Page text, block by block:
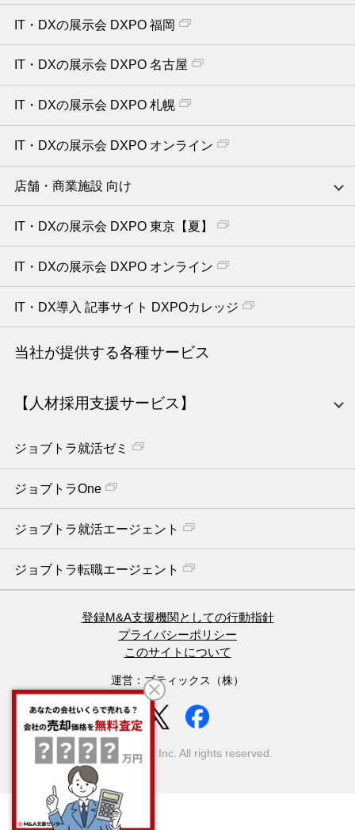
IT・DXの展示会 DXPO 福岡
IT・DXの展示会 DXPO 名古屋
IT・DXの展示会 DXPO 札幌
IT・DXの展示会 DXPO オンライン
店舗・商業施設 向け
IT・DXの展示会 DXPO 東京【夏】
IT・DXの展示会 DXPO オンライン
IT・DX導入 記事サイト DXPOカレッジ
当社が提供する各種サービス
【人材採用支援サービス】
ジョブトラ就活ゼミ
ジョブトラOne
ジョブトラ就活エージェント
ジョブトラ転職エージェント
登録M&A支援機関としての行動指針
プライバシーポリシー
このサイトについて
運営：ブティックス（株）
(C) Boutiques, Inc. All rights reserved.